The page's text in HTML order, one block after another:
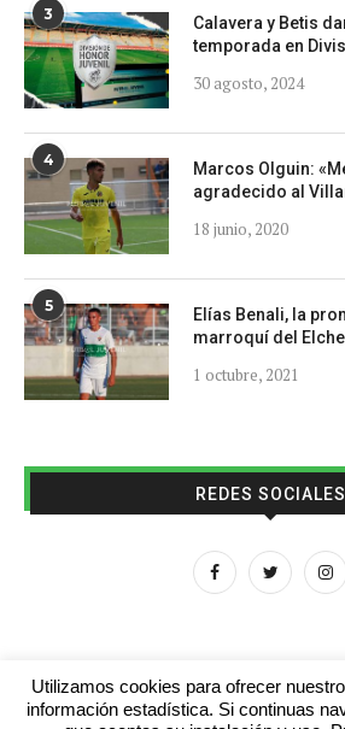
3
Calavera y Betis
temporada en
30 agosto, 2024
4
Marcos Olguin:
agradecido al
18 junio, 2020
5
Elías Benali, la
marroquí del Elche
1 octubre, 2021
REDES SOCIALES
Utilizamos cookies para ofrecer
información estadística. Si continuas